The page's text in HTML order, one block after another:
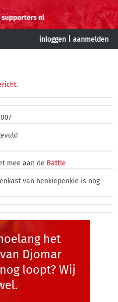
inloggen aanmelden
.
mee aan de Battle
van henkiepenkie is nog
het
Djomar
loopt? Wij